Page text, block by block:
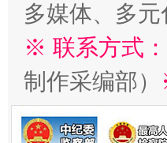
多媒体、多
※ 联系方式：
制作采编部）